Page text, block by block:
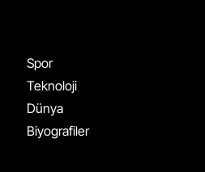
Spor
Teknoloji
Dünya
Biyografiler